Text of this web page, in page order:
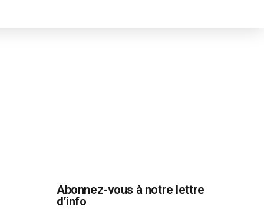
Abonnez-vous à notre lettre
d’info